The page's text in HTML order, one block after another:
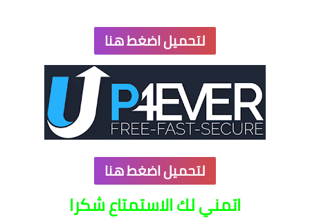
لتحميل اضغط هنا
لتحميل اضغط هنا
اتمني لك الاستمتاع شكرا